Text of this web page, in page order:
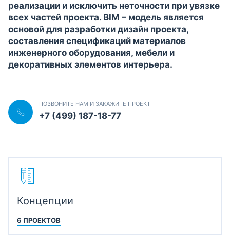
реализации и исключить неточности при увязке
всех частей проекта. BIM – модель является
основой для разработки дизайн проекта,
составления спецификаций материалов
инженерного оборудования, мебели и
декоративных элементов интерьера.
ПОЗВОНИТЕ НАМ И ЗАКАЖИТЕ ПРОЕКТ
+7 (499) 187-18-77
Концепции
6 ПРОЕКТОВ